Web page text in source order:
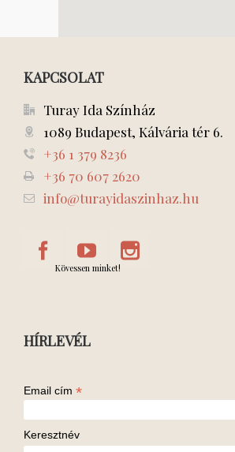
KAPCSOLAT
Turay Ida Színház
1089 Budapest, Kálvária tér 6.
+36 1 379 8236
+36 70 607 2620
info@turayidaszinhaz.hu
Kövessen minket!
HÍRLEVÉL
Email cím *
Keresztnév